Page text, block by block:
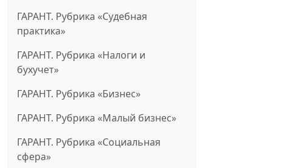
ГАРАНТ. Рубрика «Судебная
практика»
ГАРАНТ. Рубрика «Налоги и
бухучет»
ГАРАНТ. Рубрика «Бизнес»
ГАРАНТ. Рубрика «Малый бизнес»
ГАРАНТ. Рубрика «Социальная
сфера»